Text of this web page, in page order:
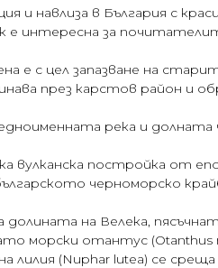
и навлиза в България с
интересна за
е с цел запазване на
през карстов район и
река и
постройка от
черноморско
на Велека,
морски отантус (Otanthus
лилия (Nuphar lutea) се